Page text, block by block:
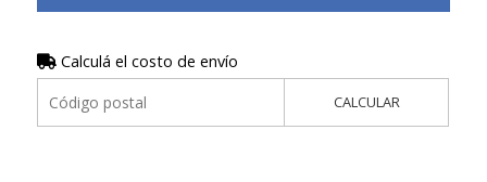
Calculá el costo de envío
CALCULAR